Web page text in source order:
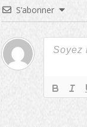
S’abonner